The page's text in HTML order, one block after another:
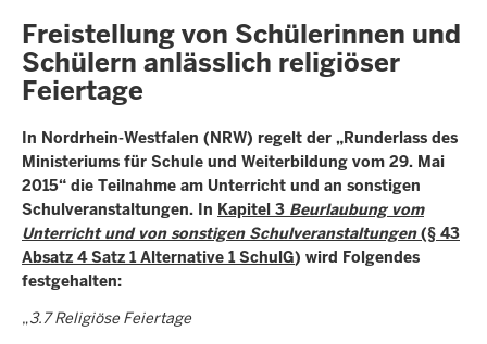
Freistellung von Schülerinnen und
Schülern anlässlich religiöser
Feiertage
In Nordrhein-Westfalen (NRW) regelt der „Runderlass des
Ministeriums für Schule und Weiterbildung vom 29. Mai
2015“ die Teilnahme am Unterricht und an sonstigen
Schulveranstaltungen. In Kapitel 3 Beurlaubung vom
Unterricht und von sonstigen Schulveranstaltungen(§ 43
Absatz 4 Satz 1 Alternative 1 SchulG) wird Folgendes
festgehalten:
„3.7 Religiöse Feiertage